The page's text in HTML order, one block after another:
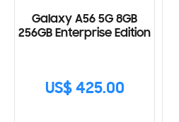
Galaxy A56 5G 8GB
256GB Enterprise Edition
US$ 425.00